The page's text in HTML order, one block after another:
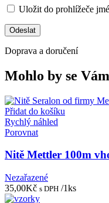
Uložit do prohlížeče
Doprava a doručení
Mohlo by se
Přidat do košíku
Rychlý náhled
Porovnat
Nitě Mettler 100m
Nezařazené
35,00Kč s DPH /1ks